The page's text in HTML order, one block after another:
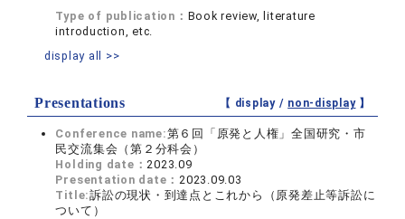
Type of publication： Book review, literature
introduction, etc.
display all >>
Presentations 【 display / non-display】
Conference name:第６回「原発と人権」全国研究・市
民交流集会（第２分科会）
Holding date：2023.09
Presentation date：2023.09.03
Title:訴訟の現状・到達点とこれから（原発差止等訴訟に
ついて）